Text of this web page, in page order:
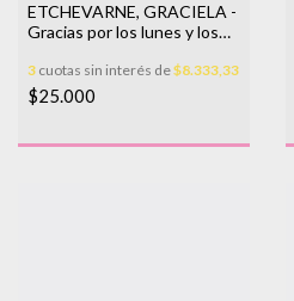
ETCHEVARNE, GRACIELA -
Gracias por los lunes y los
3 cuotas sin interés de$8.333,33
$25.000